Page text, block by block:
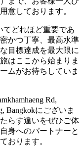
意しております。
てどれほど重要であ
かつ丁寧、最高水準
目標達成を最大限に
はここから始まりま
ムがお待ちしていま
Rd,
Bangkokにございま
らす違いをぜひご体
身へのパートナーと
おります。